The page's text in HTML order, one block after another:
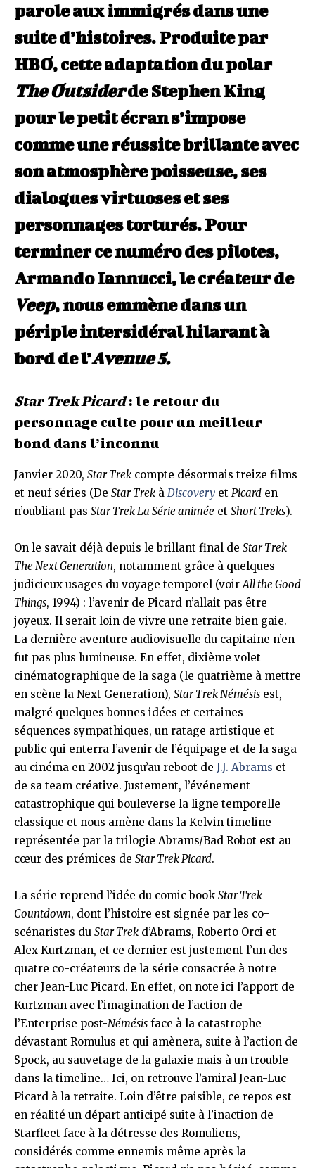
parole aux immigrés dansune
suite d’histoires. Produite par
HBO, cette adaptation du polar
The Outsiderde Stephen King
pour le petit écran s’impose
comme une réussite brillante avec
son atmosphère poisseuse, ses
dialogues virtuoses et ses
personnages torturés. Pour
terminer ce numéro des pilotes,
Armando Iannucci, le créateur de
Veep, nous emmène dans un
périple intersidéral hilarant à
bord de l’Avenue 5.
Star Trek Picard: le retour du
personnage culte pour un meilleur
bond dans l’inconnu
Janvier 2020, Star Trek compte désormais treize films
et neuf séries (De Star Trek à Discovery et Picard en
n’oubliant pas Star Trek La Série animée et Short Treks).
On le savait déjà depuis le brillant final de Star Trek
The Next Generation, notamment grâce à quelques
judicieux usages du voyage temporel (voirAll the Good
Things, 1994) : l’avenir de Picard n’allait pas être
joyeux. Il serait loin de vivre une retraite bien gaie.
La dernière aventure audiovisuelle du capitaine n’en
fut pas plus lumineuse. En effet, dixième volet
cinématographique de la saga (le quatrième à mettre
en scène la Next Generation), Star Trek Némésis est,
malgré quelques bonnes idées et certaines
séquences sympathiques, un ratage artistique et
public qui enterra l’avenir de l’équipage et de la saga
au cinéma en 2002 jusqu’au reboot de J.J. Abrams et
de sa team créative. Justement, l’événement
catastrophique qui bouleverse la ligne temporelle
classique et nous amène dans la Kelvin timeline
représentée par la trilogie Abrams/Bad Robot est au
cœur des prémices de Star Trek Picard.
La série reprend l’idée du comic book Star Trek
Countdown, dont l’histoire est signée par les co-
scénaristes du Star Trek d’Abrams, Roberto Orci et
Alex Kurtzman, et ce dernier est justement l’un des
quatre co-créateurs de la série consacrée à notre
cher Jean-Luc Picard. En effet, on note ici l’apport de
Kurtzman avec l’imagination de l’action de
l’Enterprise post-Némésis face à la catastrophe
dévastant Romulus et qui amènera, suite à l’action de
Spock, au sauvetage de la galaxie mais à un trouble
dans la timeline… Ici, on retrouve l’amiral Jean-Luc
Picard à la retraite. Loin d’être paisible, ce repos est
en réalité un départ anticipé suite à l’inaction de
Starfleet face à la détresse des Romuliens,
considérés comme ennemis même après la